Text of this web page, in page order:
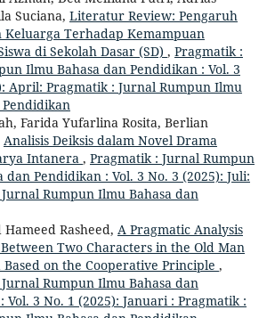
Suciana, Literatur Review: Pengaruh
Keluarga Terhadap Kemampuan
di Sekolah Dasar (SD) , Pragmatik :
Ilmu Bahasa dan Pendidikan : Vol. 3
April: Pragmatik : Jurnal Rumpun Ilmu
Farida Yufarlina Rosita, Berlian
Analisis Deiksis dalam Novel Drama
Intanera , Pragmatik : Jurnal Rumpun
dan Pendidikan : Vol. 3 No. 3 (2025): Juli:
Rumpun Ilmu Bahasa dan
Rasheed, A Pragmatic Analysis
Two Characters in the Old Man
Based on the Cooperative Principle ,
Rumpun Ilmu Bahasa dan
Vol. 3 No. 1 (2025): Januari : Pragmatik :